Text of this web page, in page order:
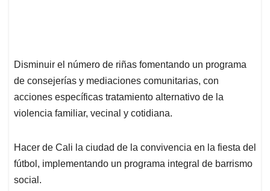
Disminuir el número de riñas fomentando un programa
de consejerías y mediaciones comunitarias, con
acciones específicas tratamiento alternativo de la
violencia familiar, vecinal y cotidiana.
Hacer de Cali la ciudad de la convivencia en la fiesta del
fútbol, implementando un programa integral de barrismo
social.